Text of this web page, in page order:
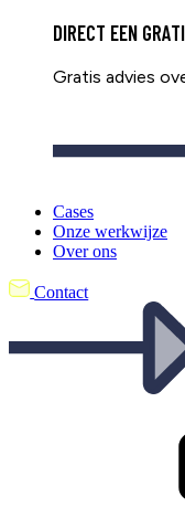
DIRECT EEN
Gratis advies
Cases
Onze werkwijze
Over ons
Contact